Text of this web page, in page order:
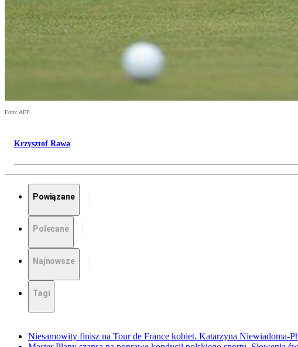
Foto: AFP
Krzysztof Rawa
Powiązane
Polecane
Najnowsze
Tagi
Niesamowity finisz na Tour de France kobiet. Katarzyna Niewiadoma-